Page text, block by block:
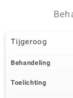
Tijgeroog
Behandeling
Toelichting